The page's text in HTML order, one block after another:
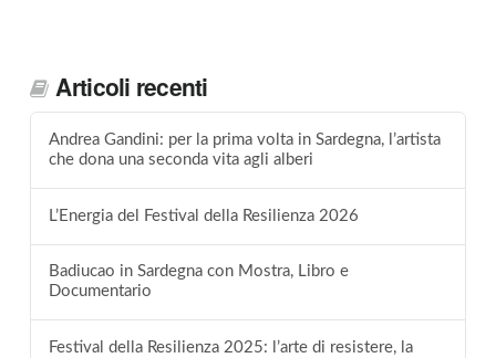
Articoli recenti
Andrea Gandini: per la prima volta in Sardegna, l’artista
che dona una seconda vita agli alberi
L’Energia del Festival della Resilienza 2026
Badiucao in Sardegna con Mostra, Libro e
Documentario
Festival della Resilienza 2025: l’arte di resistere, la